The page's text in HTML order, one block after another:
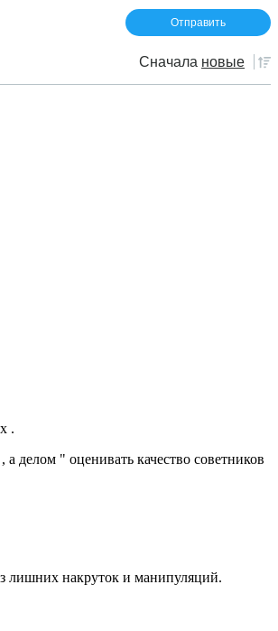
Сначала новые
.
делом " оценивать качество советников
лишних накруток и манипуляций.